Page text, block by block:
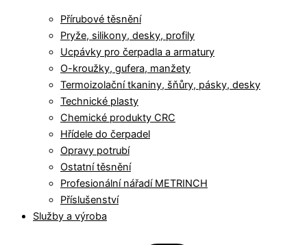
Přírubové těsnění
Pryže, silikony, desky, profily
Ucpávky pro čerpadla a armatury
O-kroužky, gufera, manžety
Termoizolační tkaniny, šňůry, pásky, desky
Technické plasty
Chemické produkty CRC
Hřídele do čerpadel
Opravy potrubí
Ostatní těsnění
Profesionální nářadí METRINCH
Příslušenství
Služby a výroba